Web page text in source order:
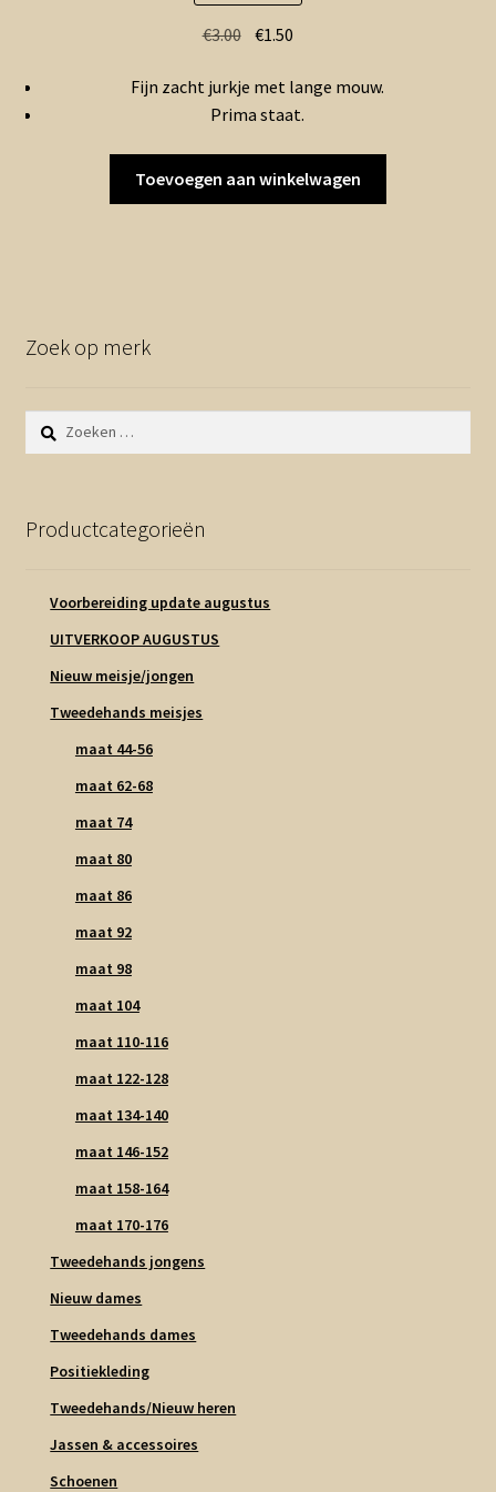
€3.00 Oorspronkelijke
was:
€3.00.
€1.50
is:
€1.50.
Fijn zacht jurkje met lange mouw.
Prima staat.
Toevoegen aan winkelwagen
Zoek op merk
Zoeken
naar:
Productcategorieën
Voorbereiding update augustus
UITVERKOOP AUGUSTUS
Nieuw meisje/jongen
Tweedehands meisjes
maat 44-56
maat 62-68
maat 74
maat 80
maat 86
maat 92
maat 98
maat 104
maat 110-116
maat 122-128
maat 134-140
maat 146-152
maat 158-164
maat 170-176
Tweedehands jongens
Nieuw dames
Tweedehands dames
Positiekleding
Tweedehands/Nieuw heren
Jassen & accessoires
Schoenen